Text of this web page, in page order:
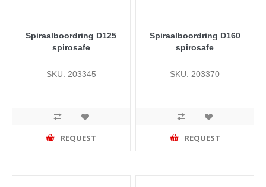
Spiraalboordring D125
spirosafe
SKU: 203345
REQUEST
Spiraalboordring D160
spirosafe
SKU: 203370
REQUEST